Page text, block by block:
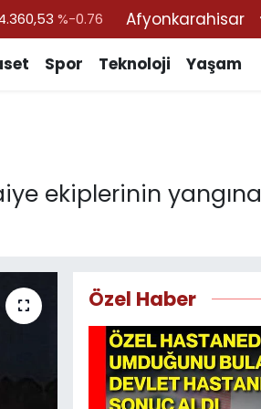
47,7069 %0.17
55,0265
%0.01
Afyonkarahisar
Spor Teknoloji Yaşam
ekiplerinin yangına
Özel Haber